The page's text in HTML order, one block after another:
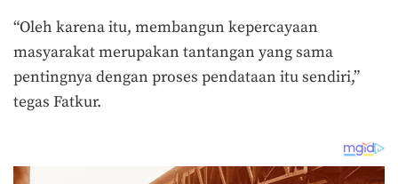
“Oleh karena itu, membangun kepercayaan
masyarakat merupakan tantangan yang sama
pentingnya dengan proses pendataan itu sendiri,”
tegas Fatkur.